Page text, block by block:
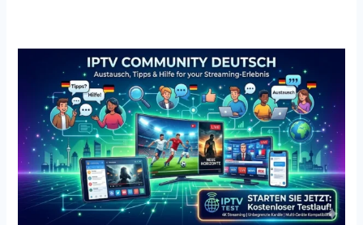
Community
Deutsch:
Austausch,
Tipps
Hilfe